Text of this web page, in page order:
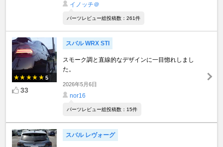
イノッチ＠
パーツレビュー総投稿数：261件
5
33
スバル WRX STI
スモーク調と直線的なデザインに一目惚れしまし
た。
2026年5月6日
nor16
パーツレビュー総投稿数：15件
スバル レヴォーグ